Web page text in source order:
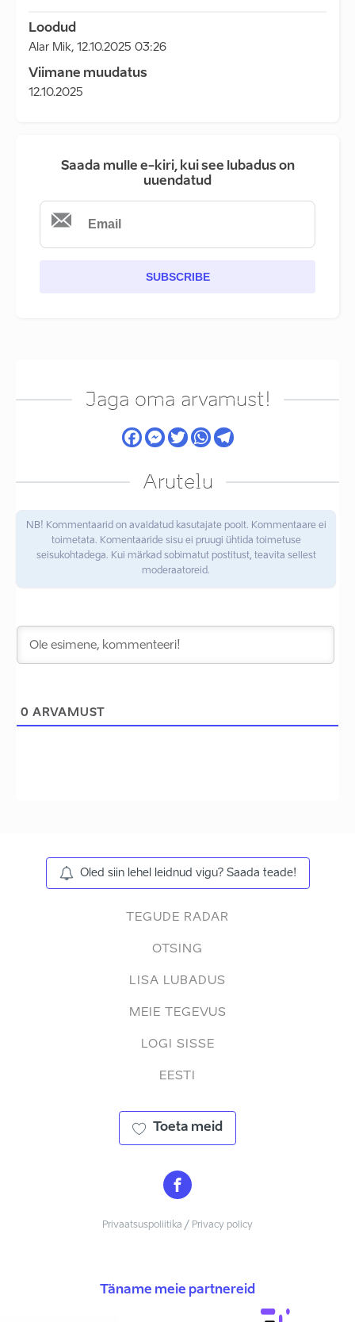
Loodud
Alar Mik, 12.10.2025 03:26
Viimane muudatus
12.10.2025
Saada mulle e-kiri, kui see lubadus on
uuendatud
SUBSCRIBE
Jaga oma arvamust!
Arutelu
NB! Kommentaarid on avaldatud kasutajate poolt. Kommentaare ei
toimetata. Komentaaride sisu ei pruugi ühtida toimetuse
seisukohtadega. Kui märkad sobimatut postitust, teavita sellest
moderaatoreid.
0 ARVAMUST
Oled siin lehel leidnud vigu? Saada teade!
TEGUDE RADAR
OTSING
LISA LUBADUS
MEIE TEGEVUS
LOGI SISSE
EESTI
Toeta meid
Privaatsuspoliitika / Privacy policy
Täname meie partnereid